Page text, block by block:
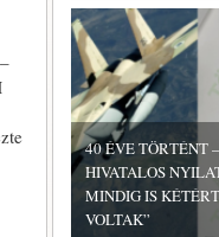
40 ÉVE TÖRTÉNT
HIVATALOS
MINDIG IS
VOLTAK”